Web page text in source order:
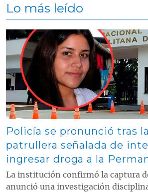
Lo más leído
Contenido multimedia principal
Policía se pronunció tras
patrullera señalada de
ingresar droga a la
La institución confirmó la captura
anunció una investigación